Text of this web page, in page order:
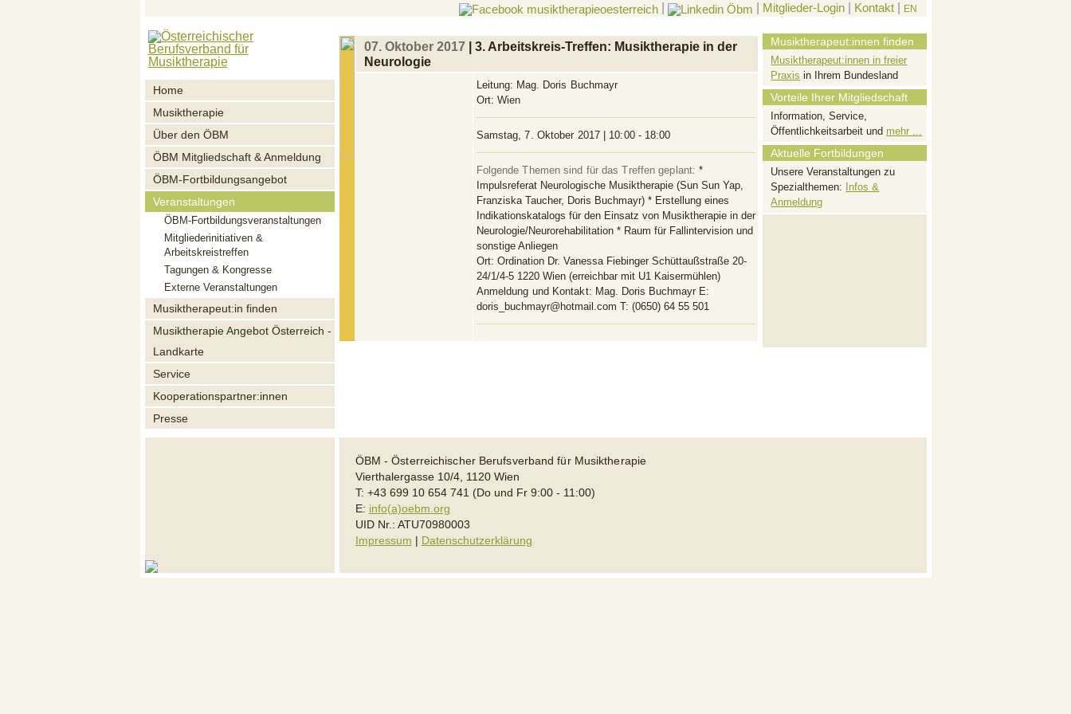
| Mitglieder-Login| Kontakt| EN
Home
Musiktherapie
Über den ÖBM
ÖBM Mitgliedschaft & Anmeldung
ÖBM-Fortbildungsangebot
Veranstaltungen
ÖBM-Fortbildungsveranstaltungen
Mitgliederinitiativen &
Arbeitskreistreffen
Tagungen & Kongresse
Externe Veranstaltungen
Musiktherapeut:in finden
Musiktherapie Angebot Österreich -
Landkarte
Service
Kooperationspartner:innen
Presse
07. Oktober 2017 | 3. Arbeitskreis-Treffen: Musiktherapie in der
Neurologie
Leitung: Mag. Doris Buchmayr
Ort: Wien
Samstag, 7. Oktober 2017 | 10:00 - 18:00
Folgende Themen sind für das Treffen geplant: *
Impulsreferat Neurologische Musiktherapie (Sun Sun Yap,
Franziska Taucher, Doris Buchmayr) * Erstellung eines
Indikationskatalogs für den Einsatz von Musiktherapie in der
Neurologie/Neurorehabilitation * Raum für Fallintervision und
sonstige Anliegen
Ort: Ordination Dr. Vanessa Fiebinger Schüttaußstraße 20-
24/1/4-5 1220 Wien (erreichbar mit U1 Kaisermühlen)
Anmeldung und Kontakt: Mag. Doris Buchmayr E:
doris_buchmayr@hotmail.com T: (0650) 64 55 501
Musiktherapeut:innen finden
Musiktherapeut:innen in freier
Praxis in Ihrem Bundesland
Vorteile Ihrer Mitgliedschaft
Information, Service,
Öffentlichkeitsarbeit und mehr ...
Aktuelle Fortbildungen
Unsere Veranstaltungen zu
Spezialthemen:
Infos &
Anmeldung
ÖBM - Österreichischer Berufsverband für Musiktherapie
Vierthalergasse 10/4, 1120 Wien
T: +43 699 10 654 741 (Do und Fr 9:00 - 11:00)
E: info(a)oebm.org
UID Nr.: ATU70980003
Impressum
Datenschutzerklärung